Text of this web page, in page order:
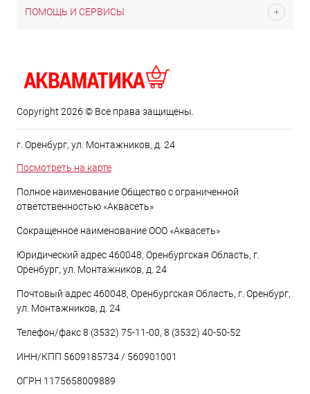
ПОМОЩЬ И СЕРВИСЫ
Copyright 2026 © Все права защищены.
г. Оренбург, ул. Монтажников, д. 24
Посмотреть на карте
Полное наименование Общество с ограниченной
ответственностью «Аквасеть»
Сокращенное наименование ООО «Аквасеть»
Юридический адрес 460048, Оренбургская Область, г.
Оренбург, ул. Монтажников, д. 24
Почтовый адрес 460048, Оренбургская Область, г. Оренбург,
ул. Монтажников, д. 24
Телефон/факс 8 (3532) 75-11-00, 8 (3532) 40-50-52
ИНН/КПП 5609185734 / 560901001
ОГРН 1175658009889